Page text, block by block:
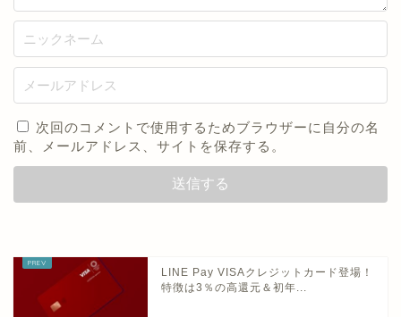
次回のコメントで使用するためブラウザーに自分の名
前、メールアドレス、サイトを保存する。
LINE Pay VISAクレジットカード登場！
特徴は3％の高還元＆初年...